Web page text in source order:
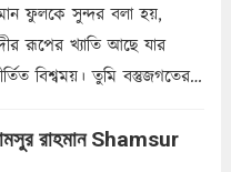
ফুলকে সুন্দর বলা হয়,
রূপের খ্যাতি আছে যার
বিশ্বময়। তুমি বস্তুজগতের
তোমাকে সুন্দরী বলা চলে,
রাহমান Shamsur